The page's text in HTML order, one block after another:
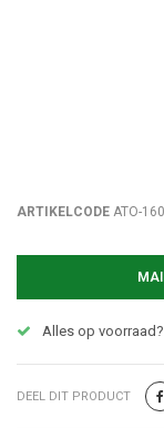
ARTIKELCODE ATO-
Alles op
DEEL DIT PRODUCT